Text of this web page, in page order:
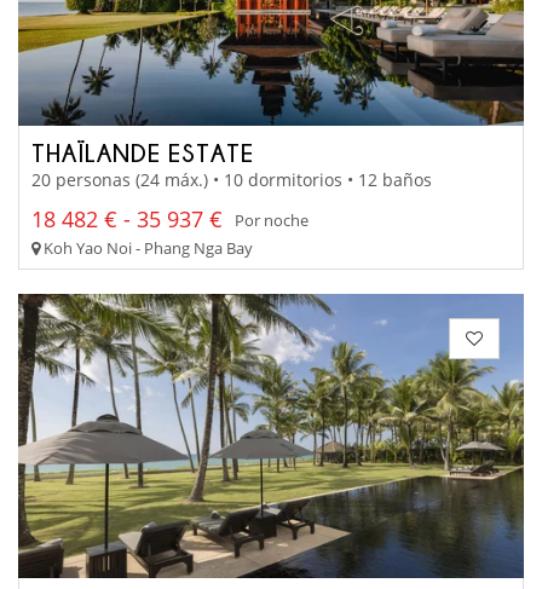
THAÏLANDE ESTATE
20 personas (24 máx.) • 10 dormitorios • 12 baños
18 482 € - 35 937 €
Por noche
Koh Yao Noi - Phang Nga Bay